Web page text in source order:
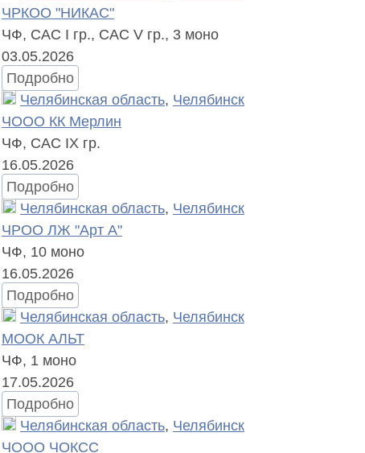
ЧРКОО "НИКАС"
ЧФ, САС I гр., САС V гр., 3 моно
03.05.2026
Подробно
Челябинская область, Челябинск
ЧООО КК Мерлин
ЧФ, САС IX гр.
16.05.2026
Подробно
Челябинская область, Челябинск
ЧРОО ЛЖ "Арт А"
ЧФ, 10 моно
16.05.2026
Подробно
Челябинская область, Челябинск
МООК АЛЬТ
ЧФ, 1 моно
17.05.2026
Подробно
Челябинская область, Челябинск
ЧООО ЧОКСС